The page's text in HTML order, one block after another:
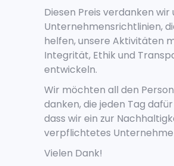
Diesen Preis verdanken wir
Unternehmensrichtlinien,
helfen, unsere Aktivitäten
Integrität, Ethik und
entwickeln.
Wir möchten all den
danken, die jeden Tag
dass wir ein zur
verpflichtetes
Vielen Dank!